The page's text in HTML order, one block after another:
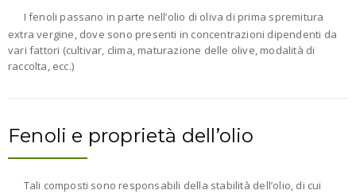
I fenoli passano in parte nell’olio di oliva di prima spremitura
extra vergine, dove sono presenti in concentrazioni dipendenti da
vari fattori (cultivar, clima, maturazione delle olive, modalità di
raccolta, ecc.)
Fenoli e proprietà dell’olio
Tali composti sono responsabili della stabilità dell’olio, di cui